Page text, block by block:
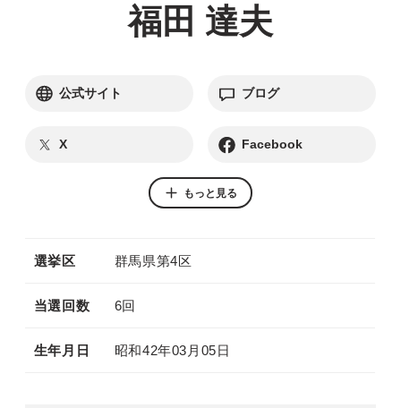
福田 達夫
公式サイト
別ウィンドウリンク
ブログ
別ウィンドウリンク
X Facebook
別ウィンドウリンク
Instagram
別ウィンドウリンク
もっと見る
選挙区 群馬県第4区
当選回数 6回
生年月日 昭和42年03月05日